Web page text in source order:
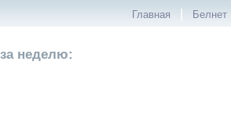
Главная | Белнет
неделю: